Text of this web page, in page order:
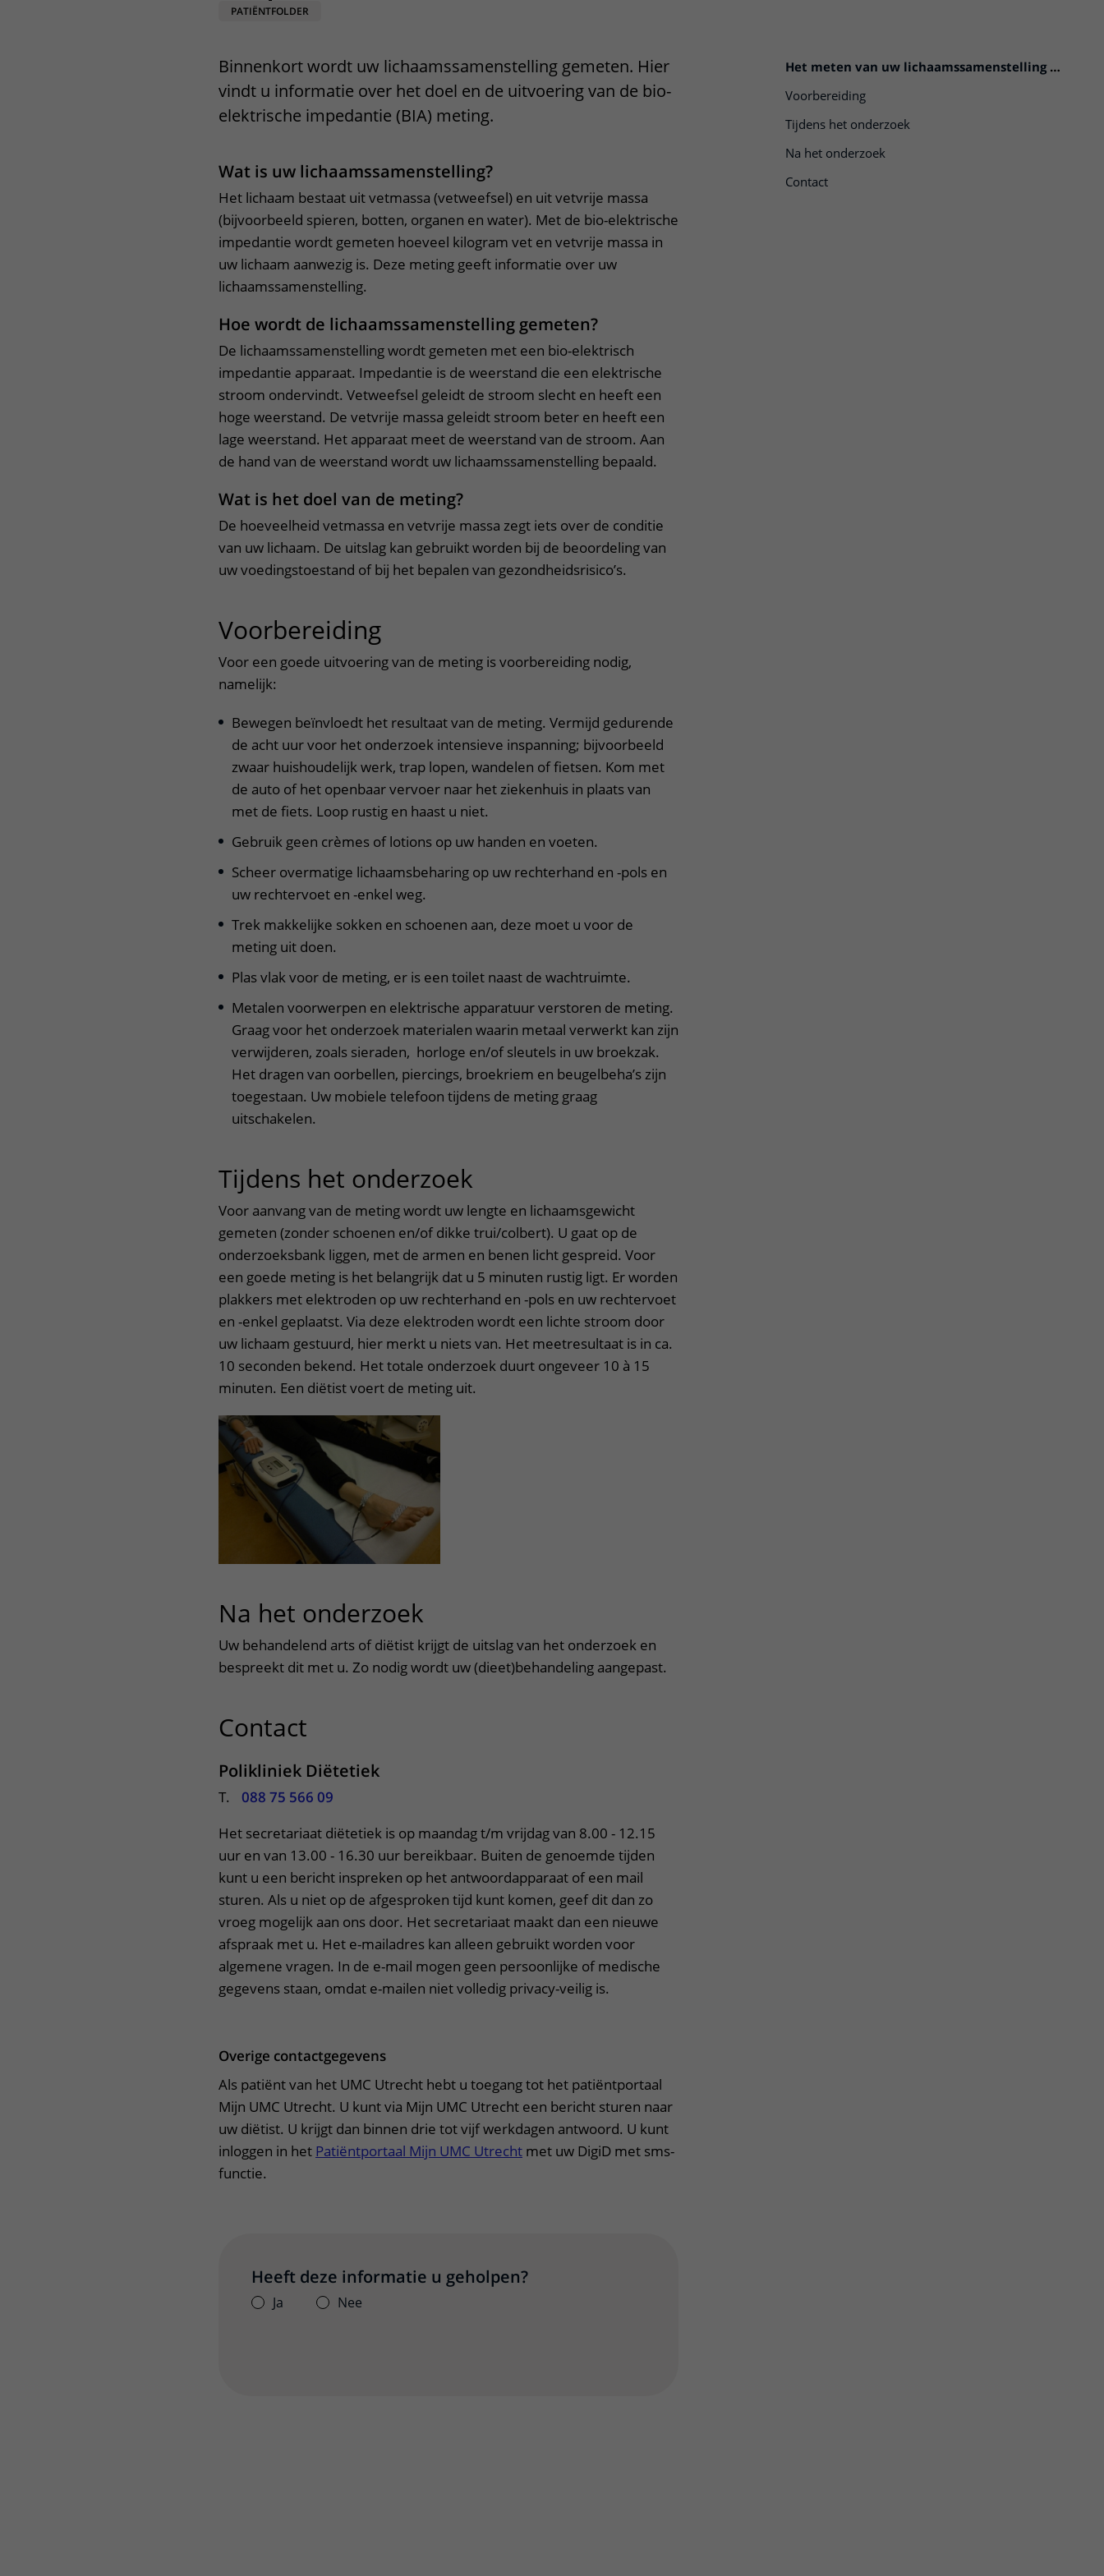
Bezoektijden
Wijzigen patiëntgegevens
Het Wilhelmina
Kinderziekenhuis
PATIËNTFOLDER
Het meten van uw lichaamssamenstelling met bio-elektrische impedantie
Voorbereiding
Tijdens het onderzoek
Na het onderzoek
Contact
Binnenkort wordt uw lichaamssamenstelling gemeten. Hier
vindt u informatie over het doel en de uitvoering van de bio-
elektrische impedantie (BIA) meting.
Wat is uw lichaamssamenstelling?
Het lichaam bestaat uit vetmassa (vetweefsel) en uit vetvrije massa
(bijvoorbeeld spieren, botten, organen en water). Met de bio-elektrische
impedantie wordt gemeten hoeveel kilogram vet en vetvrije massa in
uw lichaam aanwezig is. Deze meting geeft informatie over uw
lichaamssamenstelling.
Hoe wordt de lichaamssamenstelling gemeten?
De lichaamssamenstelling wordt gemeten met een bio-elektrisch
impedantie apparaat. Impedantie is de weerstand die een elektrische
stroom ondervindt. Vetweefsel geleidt de stroom slecht en heeft een
hoge weerstand. De vetvrije massa geleidt stroom beter en heeft een
lage weerstand. Het apparaat meet de weerstand van de stroom. Aan
de hand van de weerstand wordt uw lichaamssamenstelling bepaald.
Wat is het doel van de meting?
De hoeveelheid vetmassa en vetvrije massa zegt iets over de conditie
van uw lichaam. De uitslag kan gebruikt worden bij de beoordeling van
uw voedingstoestand of bij het bepalen van gezondheidsrisico’s.
Voorbereiding
Voor een goede uitvoering van de meting is voorbereiding nodig,
namelijk:
Bewegen beïnvloedt het resultaat van de meting. Vermijd gedurende
de acht uur voor het onderzoek intensieve inspanning; bijvoorbeeld
zwaar huishoudelijk werk, trap lopen, wandelen of fietsen. Kom met
de auto of het openbaar vervoer naar het ziekenhuis in plaats van
met de fiets. Loop rustig en haast u niet.
Gebruik geen crèmes of lotions op uw handen en voeten.
Scheer overmatige lichaamsbeharing op uw rechterhand en -pols en
uw rechtervoet en -enkel weg.
Trek makkelijke sokken en schoenen aan, deze moet u voor de
meting uit doen.
Plas vlak voor de meting, er is een toilet naast de wachtruimte.
Metalen voorwerpen en elektrische apparatuur verstoren de meting.
Graag voor het onderzoek materialen waarin metaal verwerkt kan zijn
verwijderen, zoals sieraden, horloge en/of sleutels in uw broekzak.
Het dragen van oorbellen, piercings, broekriem en beugelbeha’s zijn
toegestaan. Uw mobiele telefoon tijdens de meting graag
uitschakelen.
Tijdens het onderzoek
Voor aanvang van de meting wordt uw lengte en lichaamsgewicht
gemeten (zonder schoenen en/of dikke trui/colbert). U gaat op de
onderzoeksbank liggen, met de armen en benen licht gespreid. Voor
een goede meting is het belangrijk dat u 5 minuten rustig ligt. Er worden
plakkers met elektroden op uw rechterhand en -pols en uw rechtervoet
en -enkel geplaatst. Via deze elektroden wordt een lichte stroom door
uw lichaam gestuurd, hier merkt u niets van. Het meetresultaat is in ca.
10 seconden bekend. Het totale onderzoek duurt ongeveer 10 à 15
minuten. Een diëtist voert de meting uit.
Na het onderzoek
Uw behandelend arts of diëtist krijgt de uitslag van het onderzoek en
bespreekt dit met u. Zo nodig wordt uw (dieet)behandeling aangepast.
Contact
Polikliniek Diëtetiek
T.
088 75 566 09
Het secretariaat diëtetiek is op maandag t/m vrijdag van 8.00 - 12.15
uur en van 13.00 - 16.30 uur bereikbaar. Buiten de genoemde tijden
kunt u een bericht inspreken op het antwoordapparaat of een mail
sturen. Als u niet op de afgesproken tijd kunt komen, geef dit dan zo
vroeg mogelijk aan ons door. Het secretariaat maakt dan een nieuwe
afspraak met u. Het e-mailadres kan alleen gebruikt worden voor
algemene vragen. In de e-mail mogen geen persoonlijke of medische
gegevens staan, omdat e-mailen niet volledig privacy-veilig is.
Overige contactgegevens
Als patiënt van het UMC Utrecht hebt u toegang tot het patiëntportaal
Mijn UMC Utrecht. U kunt via Mijn UMC Utrecht een bericht sturen naar
uw diëtist. U krijgt dan binnen drie tot vijf werkdagen antwoord. U kunt
inloggen in het Patiëntportaal Mijn UMC Utrecht met uw DigiD met sms-
functie.
Heeft deze informatie u geholpen?
Ja Nee